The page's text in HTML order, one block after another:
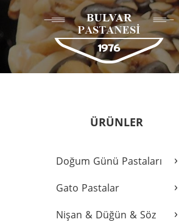
ÜRÜNLER
›
Doğum Günü Pastaları
›
Gato Pastalar
›
Nişan & Düğün & Söz